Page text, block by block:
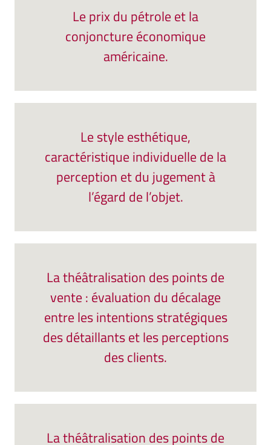
Le prix du pétrole et la
conjoncture économique
américaine.
Le style esthétique,
caractéristique individuelle de la
perception et du jugement à
l’égard de l’objet.
La théâtralisation des points de
vente : évaluation du décalage
entre les intentions stratégiques
des détaillants et les perceptions
des clients.
La théâtralisation des points de